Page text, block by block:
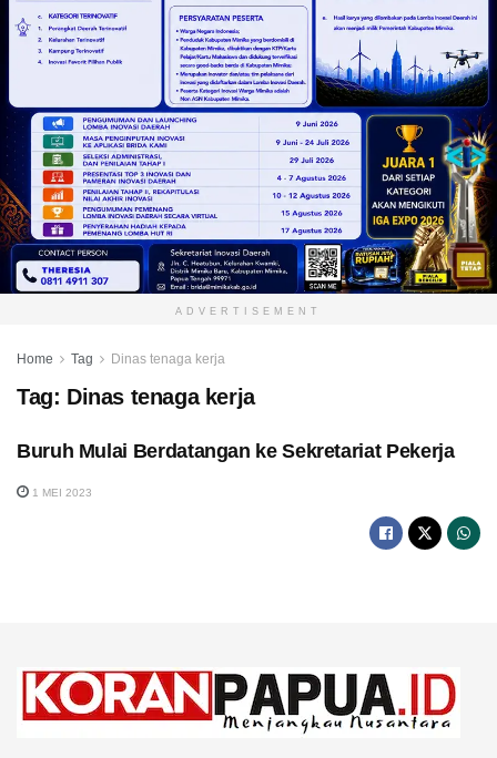
ADVERTISEMENT
Home Tag Dinas tenaga kerja
Tag: Dinas tenaga kerja
Buruh Mulai Berdatangan ke Sekretariat Pekerja
1 MEI 2023